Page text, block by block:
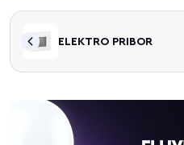
ELEKTRO PRIBOR